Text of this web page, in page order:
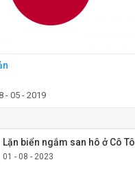
- 05 - 2019
Lặn biển ngắm san hô ở Cô Tô
01 - 08 - 2023